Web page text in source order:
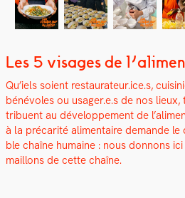
Les 5 visages de
Qu’iels soient restaurateur.ice.s,
bénév­oles ou usager.e.s de nos
tribuent au développe­ment de
à la pré­car­ité ali­men­taire demande
ble chaîne humaine : nous don­nons
mail­lons de cette chaîne.